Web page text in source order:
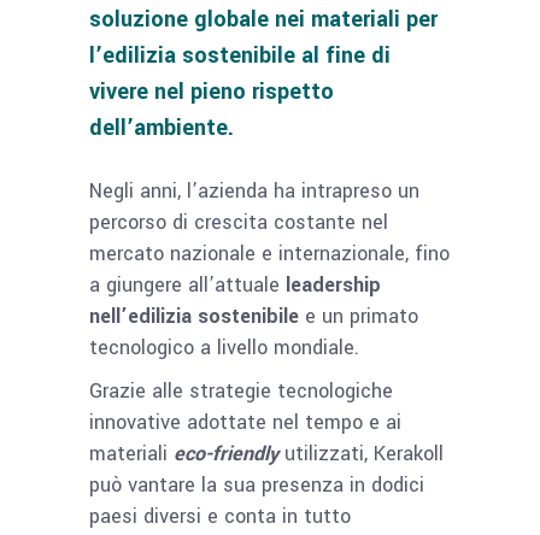
soluzione globale nei materiali per
l’edilizia sostenibile al fine di
vivere nel pieno rispetto
dell’ambiente.
Negli anni, l’azienda ha intrapreso un
percorso di crescita costante nel
mercato nazionale e internazionale, fino
a giungere all’attuale leadership
nell’edilizia sostenibile e un primato
tecnologico a livello mondiale.
Grazie alle strategie tecnologiche
innovative adottate nel tempo e ai
materiali eco-friendlyutilizzati, Kerakoll
può vantare la sua presenza in dodici
paesi diversi e conta in tutto